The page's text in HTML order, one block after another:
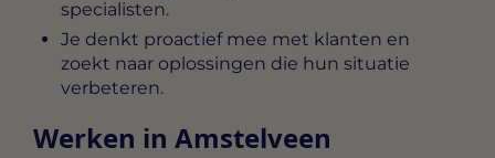
specialisten.
Je denkt proactief mee met klanten en
zoekt naar oplossingen die hun situatie
verbeteren.
Werken in Amstelveen